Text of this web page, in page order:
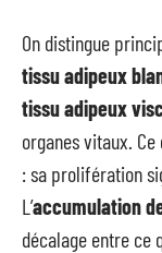
On distingue
tissu adipeux
tissu adipeux
organes vitaux. Ce
: sa prolifération
L’accumulation
décalage entre ce